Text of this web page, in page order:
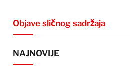
Objave sličnog sadržaja
NAJNOVIJE